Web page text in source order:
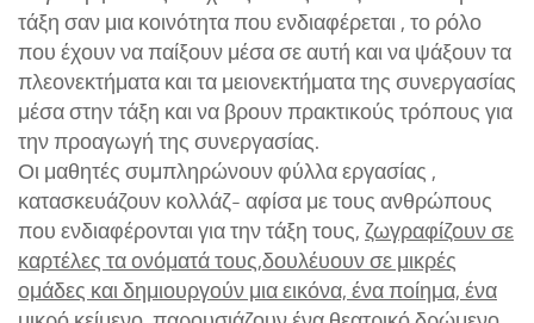
τάξη σαν μια κοινότητα που ενδιαφέρεται , το ρόλο
που έχουν να παίξουν μέσα σε αυτή και να ψάξουν τα
πλεονεκτήματα και τα μειονεκτήματα της συνεργασίας
μέσα στην τάξη και να βρουν πρακτικούς τρόπους για
την προαγωγή της συνεργασίας.
Οι μαθητές συμπληρώνουν φύλλα εργασίας ,
κατασκευάζουν κολλάζ- αφίσα με τους ανθρώπους
που ενδιαφέρονται για την τάξη τους, ζωγραφίζουν σε
καρτέλες τα ονόματά τους,δουλέυουν σε μικρές
ομάδες και δημιουργούν μια εικόνα, ένα ποίημα, ένα